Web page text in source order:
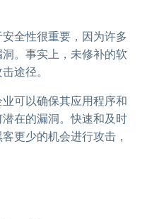
全性很重要，因为许多
。事实上，未修补的软
途径。
可以确保其应用程序和
在的漏洞。快速和及时
更少的机会进行攻击，